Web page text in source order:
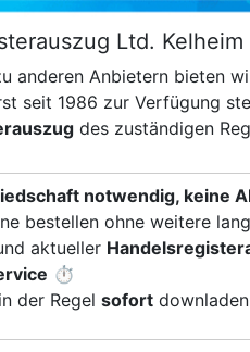
Ltd. Kelheim
anderen Anbietern bieten
seit 1986 zur Verfügung
des zuständigen
notwendig, keine
bestellen ohne weitere
aktueller
⏱️
der Regel sofort downladen